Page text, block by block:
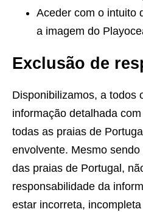
Aceder com o intuito
a imagem do
Exclusão de
Disponibilizamos, a todos
informação detalhada
todas as praias de
envolvente. Mesmo
das praias de Portugal,
responsabilidade da
estar incorreta,